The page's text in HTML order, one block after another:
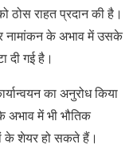
ठोस राहत प्रदान की है।
नामांकन के अभाव में उसके
दी गई है।
का अनुरोध किया
अभाव में भी भौतिक
के शेयर हो सकते हैं।